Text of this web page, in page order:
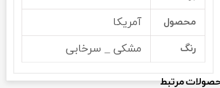
محصول آمریکا
رنگ مشکی _ سرخابی
مرتبط